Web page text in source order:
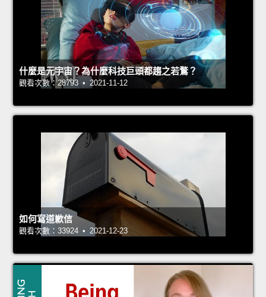
什麼是元宇宙？為什麼科技巨頭都趨之若鶩？
觀看次數：28793 • 2021-11-12
如何寫道歉信
觀看次數：33924 • 2021-12-23